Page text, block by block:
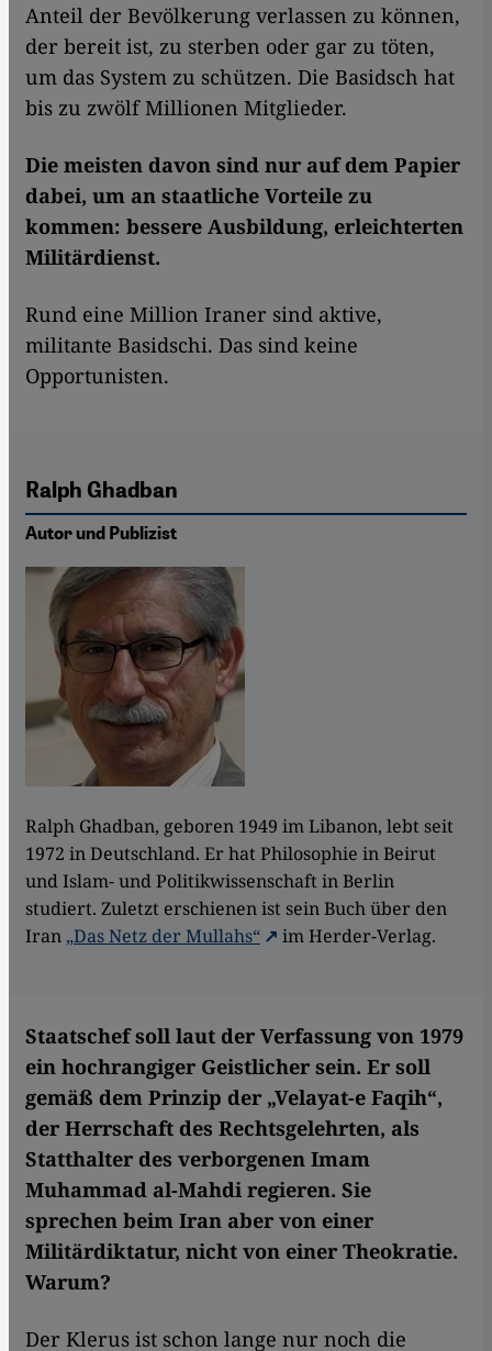
Anteil der Bevölkerung verlassen zu können,
der bereit ist, zu sterben oder gar zu töten,
um das System zu schützen. Die Basidsch hat
bis zu zwölf Millionen Mitglieder.
Die meisten davon sind nur auf dem Papier
dabei, um an staatliche Vorteile zu
kommen: bessere Ausbildung, erleichterten
Militärdienst.
Rund eine Million Iraner sind aktive,
militante Basidschi. Das sind keine
Opportunisten.
Ralph Ghadban
Autor und Publizist
Ralph Ghadban, geboren 1949 im Libanon, lebt seit
1972 in Deutschland. Er hat Philosophie in Beirut
und Islam- und Politikwissenschaft in Berlin
studiert. Zuletzt erschienen ist sein Buch über den
Iran „Das Netz der Mullahs“ im Herder-Verlag.
Staatschef soll laut der Verfassung von 1979
ein hochrangiger Geistlicher sein. Er soll
gemäß dem Prinzip der „Velayat-e Faqih“,
der Herrschaft des Rechtsgelehrten, als
Statthalter des verborgenen Imam
Muhammad al-Mahdi regieren. Sie
sprechen beim Iran aber von einer
Militärdiktatur, nicht von einer Theokratie.
Warum?
Der Klerus ist schon lange nur noch die